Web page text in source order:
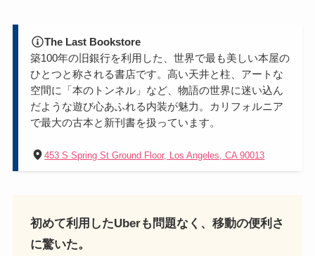
The Last Bookstore
築100年の旧銀行を利用した、世界で最も美しい本屋の
ひとつと称される書店です。高い天井と柱、アートな
空間に「本のトンネル」など、物語の世界に迷い込ん
だような遊び心あふれる内装が魅力。カリフォルニア
で最大の古本と新刊書を扱っています。
453 S Spring St Ground Floor, Los Angeles, CA 90013
初めて利用したUberも問題なく、移動の便利さ
に驚いた。